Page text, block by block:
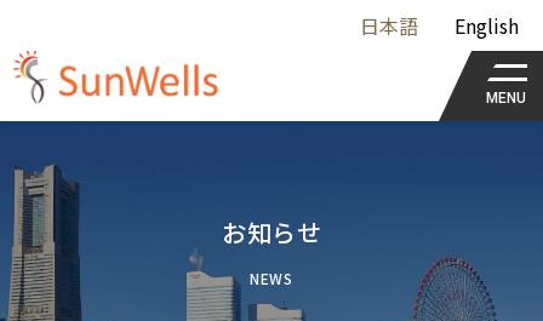
日本語 English
MENU
お知らせ
NEWS